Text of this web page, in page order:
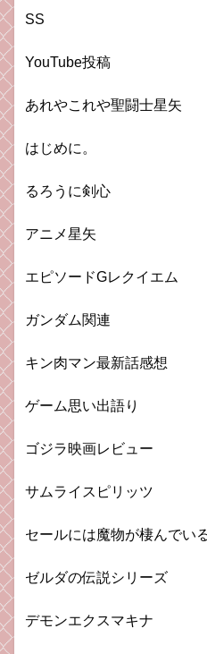
SS
YouTube投稿
あれやこれや聖闘士星矢
はじめに。
るろうに剣心
アニメ星矢
エピソードGレクイエム
ガンダム関連
キン肉マン最新話感想
ゲーム思い出語り
ゴジラ映画レビュー
サムライスピリッツ
セールには魔物が棲んでい
ゼルダの伝説シリーズ
デモンエクスマキナ